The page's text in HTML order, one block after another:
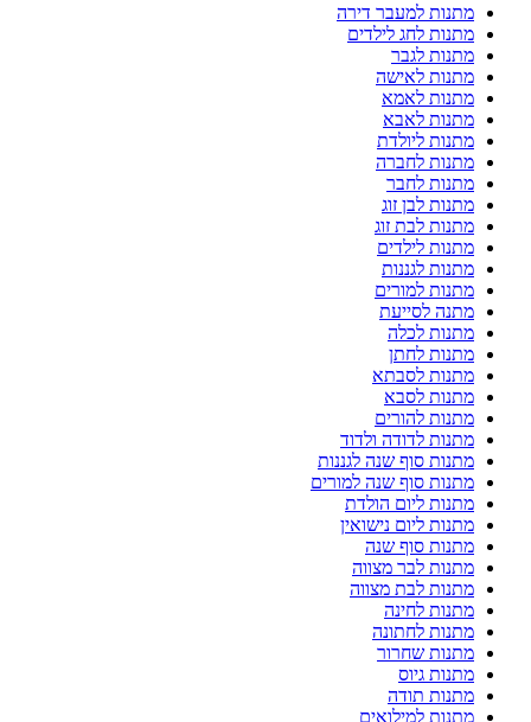
מתנות למעבר דירה
מתנות לחג לילדים
מתנות לגבר
מתנות לאישה
מתנות לאמא
מתנות לאבא
מתנות ליולדת
מתנות לחברה
מתנות לחבר
מתנות לבן זוג
מתנות לבת זוג
מתנות לילדים
מתנות לגננות
מתנות למורים
מתנה לסייעת
מתנות לכלה
מתנות לחתן
מתנות לסבתא
מתנות לסבא
מתנות להורים
מתנות לדודה ולדוד
מתנות סוף שנה לגננות
מתנות סוף שנה למורים
מתנות ליום הולדת
מתנות ליום נישואין
מתנות סוף שנה
מתנות לבר מצווה
מתנות לבת מצווה
מתנות לחינה
מתנות לחתונה
מתנות שחרור
מתנות גיוס
מתנות תודה
מתנות למילואים